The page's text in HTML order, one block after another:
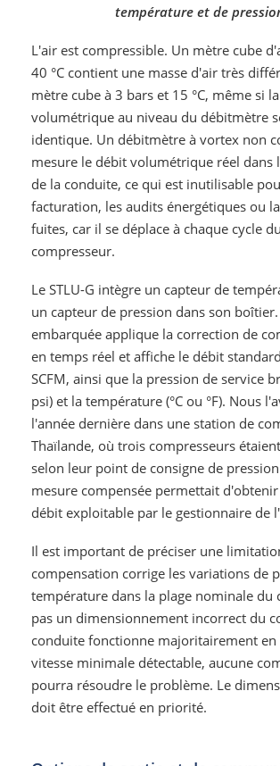
température et de
L'air est compressible. Un mètre cube
40 °C contient une masse d'air très
mètre cube à 3 bars et 15 °C, même si
volumétrique au niveau du débitmètre
identique. Un débitmètre à vortex non
mesure le débit volumétrique réel dans
de la conduite, ce qui est inutilisable
facturation, les audits énergétiques ou
fuites, car il se déplace à chaque cycle du
compresseur.
Le STLU-G intègre un capteur de
un capteur de pression dans son
embarquée applique la correction de
en temps réel et affiche le débit
SCFM, ainsi que la pression de service
psi) et la température (°C ou °F). Nous
l'année dernière dans une station de
Thaïlande, où trois compresseurs
selon leur point de consigne de
mesure compensée permettait
débit exploitable par le gestionnaire de
Il est important de préciser une
compensation corrige les variations de
température dans la plage nominale du
pas un dimensionnement incorrect du
conduite fonctionne majoritairement en
vitesse minimale détectable, aucune
pourra résoudre le problème. Le
doit être effectué en priorité.